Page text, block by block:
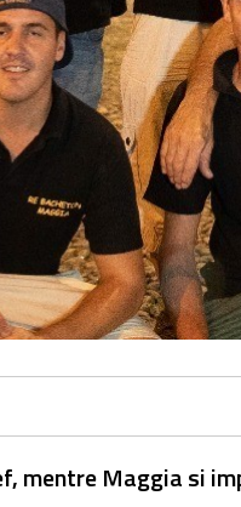
mentre Maggia si